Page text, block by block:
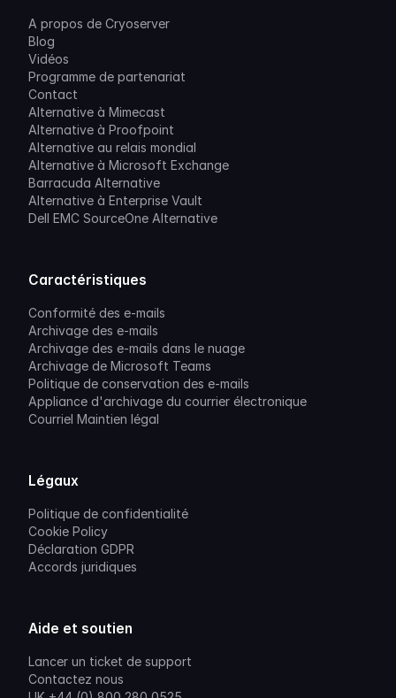
A propos de Cryoserver
Blog
Vidéos
Programme de partenariat
Contact
Alternative à Mimecast
Alternative à Proofpoint
Alternative au relais mondial
Alternative à Microsoft Exchange
Barracuda Alternative
Alternative à Enterprise Vault
Dell EMC SourceOne Alternative
Caractéristiques
Conformité des e-mails
Archivage des e-mails
Archivage des e-mails dans le nuage
Archivage de Microsoft Teams
Politique de conservation des e-mails
Appliance d'archivage du courrier électronique
Courriel Maintien légal
Légaux
Politique de confidentialité
Cookie Policy
Déclaration GDPR
Accords juridiques
Aide et soutien
Lancer un ticket de support
Contactez nous